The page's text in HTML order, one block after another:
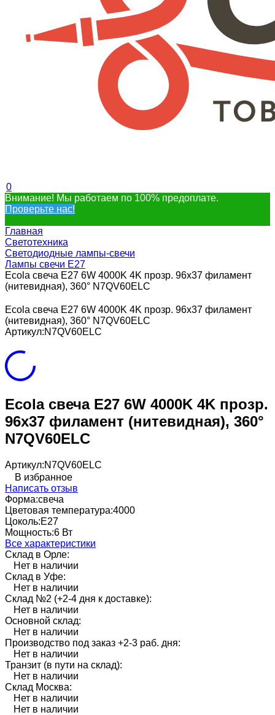
0
Внимание! Мы работаем по 100% предоплате.
Проверьте нас!
Главная
Светотехника
Светодиодные лампы-свечи
Лампы свечи Е27
Ecola свеча E27 6W 4000K 4K прозр. 96x37 филамент
(нитевидная), 360° N7QV60ELC
Ecola свеча E27 6W 4000K 4K прозр. 96x37 филамент
(нитевидная), 360° N7QV60ELC
Артикул:N7QV60ELC
Ecola свеча E27 6W 4000K 4K прозр.
96x37 филамент (нитевидная), 360°
N7QV60ELC
Артикул:N7QV60ELC
В избранное
Написать отзыв
Форма:свеча
Цветовая температура:4000
Цоколь:E27
Мощность:6 Вт
Все характеристики
Склад в Орле:
Нет в наличии
Склад в Уфе:
Нет в наличии
Склад №2 (+2-4 дня к доставке):
Нет в наличии
Основной склад:
Нет в наличии
Производство под заказ +2-3 раб. дня:
Нет в наличии
Транзит (в пути на склад):
Нет в наличии
Склад Москва:
Нет в наличии
Нет в наличии